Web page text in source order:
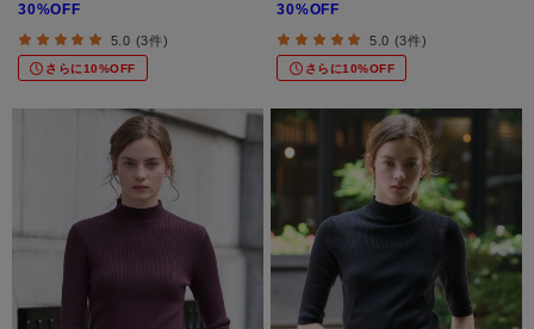
30%OFF
5.0 (3件)
さらに10%OFF
30%OFF
5.0 (3件)
さらに10%OFF